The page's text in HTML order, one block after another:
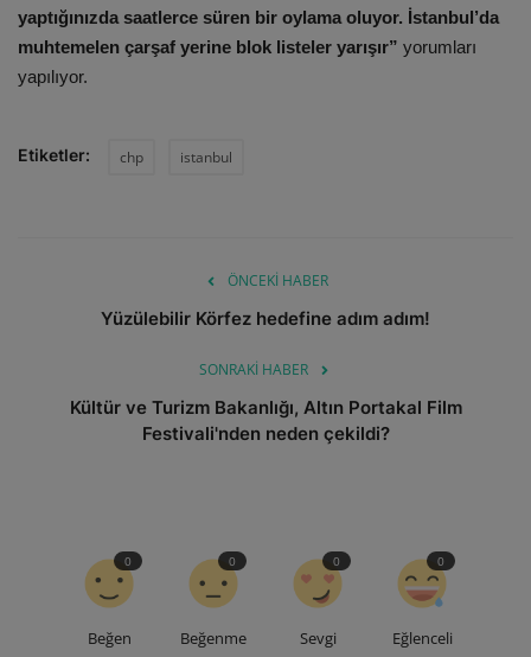
yaptığınızda saatlerce süren bir oylama oluyor. İstanbul’da
muhtemelen çarşaf yerine blok listeler yarışır” yorumları
yapılıyor.
Etiketler: chp istanbul
ÖNCEKI HABER
Yüzülebilir Körfez hedefine adım adım!
SONRAKI HABER
Kültür ve Turizm Bakanlığı, Altın Portakal Film
Festivali'nden neden çekildi?
Beğen
0
Beğenme
0
Sevgi
0
Eğlenceli
0